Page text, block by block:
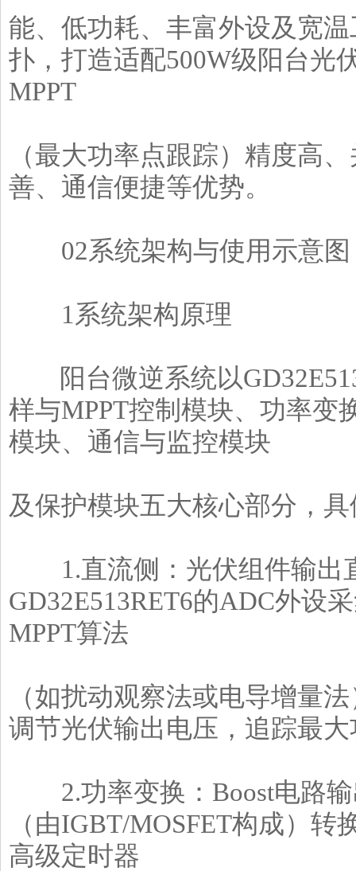
能、低功耗、丰富外设及宽
扑，打造适配500W级阳台光
MPPT
（最大功率点跟踪）精度高
善、通信便捷等优势。
02系统架构与使用示意图
1系统架构原理
阳台微逆系统以
样与MPPT控制模块、功率变
模块、通信与监控模块
及保护模块五大核心部分，
1.直流侧：光伏组件输出
GD32E513RET6的ADC外设
MPPT算法
（如扰动观察法或电导增量
调节光伏输出电压，追踪最
2.功率变换：Boost电路输
（由IGBT/MOSFET构成）转
高级定时器